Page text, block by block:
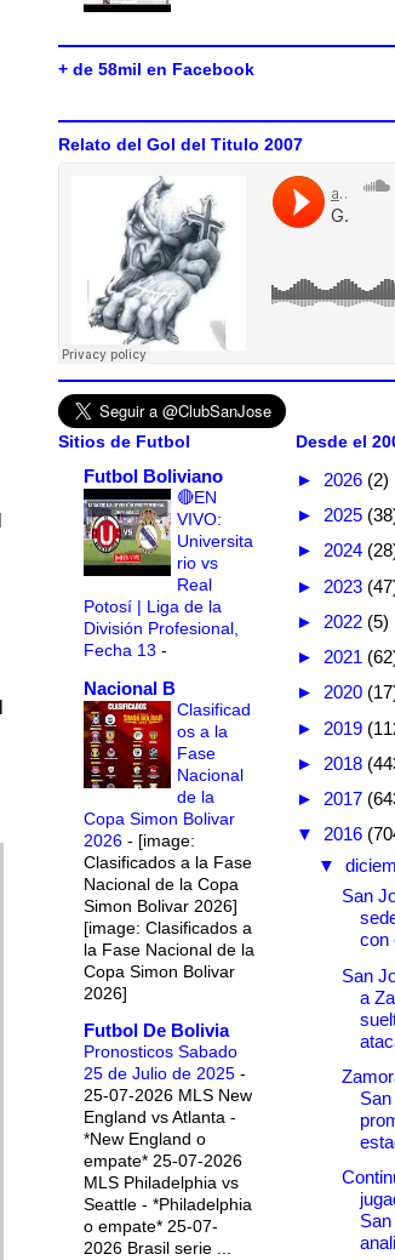
+ de 58mil en Facebook
Relato del Gol del Titulo 2007
Sitios de Futbol
Futbol Boliviano
🔴EN
VIVO:
Universita
rio vs
Real
Potosí | Liga de la
División Profesional,
Fecha 13 -
Nacional B
Clasificad
os a la
Fase
Nacional
de la
Copa Simon Bolivar
2026 - [image:
Clasificados a la Fase
Nacional de la Copa
Simon Bolivar 2026]
[image: Clasificados a
la Fase Nacional de la
Copa Simon Bolivar
2026]
Futbol De Bolivia
Pronosticos Sabado
25 de Julio de 2025 -
25-07-2026 MLS New
England vs Atlanta -
*New England o
empate* 25-07-2026
MLS Philadelphia vs
Seattle - *Philadelphia
o empate* 25-07-
2026 Brasil serie ...
Desde el
► 2026 (2)
► 2025
► 2024
► 2023
► 2022 (5)
► 2021
► 2020
► 2019
► 2018
► 2017
▼ 2016
▼
San
con
San
a